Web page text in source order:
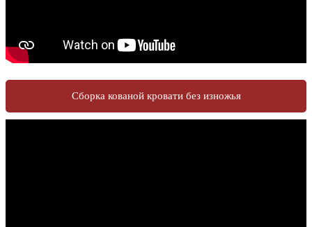
Сборка кованой кровати без изножья